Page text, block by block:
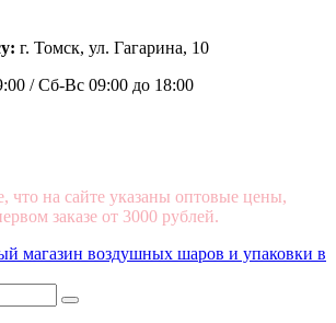
г. Томск, ул. Гагарина, 10
/Сб-Вс 09:00 до 18:00
что на сайте указаны оптовые цены,
заказе от 3000 рублей.